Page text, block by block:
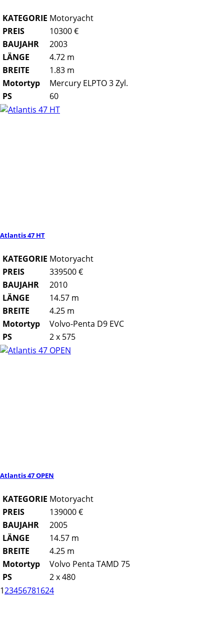
KATEGORIE Motoryacht
PREIS
10300 €
BAUJAHR
2003
LÄNGE
4.72 m
BREITE
1.83 m
Motortyp
Mercury ELPTO 3 Zyl.
PS
60
Atlantis 47 HT
KATEGORIE Motoryacht
PREIS
339500 €
BAUJAHR
2010
LÄNGE
14.57 m
BREITE
4.25 m
Motortyp
Volvo-Penta D9 EVC
PS
2 x 575
Atlantis 47 OPEN
KATEGORIE Motoryacht
PREIS
139000 €
BAUJAHR
2005
LÄNGE
14.57 m
BREITE
4.25 m
Motortyp
Volvo Penta TAMD 75
PS
2 x 480
123456781624